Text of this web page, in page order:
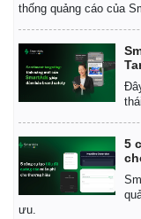
thống quảng cáo của
5
ưu.